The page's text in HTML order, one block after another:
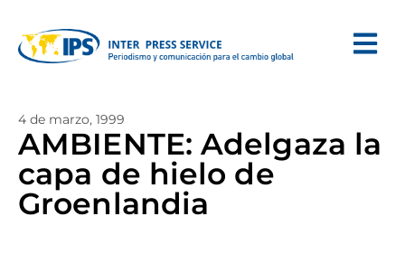
4 de marzo, 1999
AMBIENTE: Adelgaza la
capa de hielo de
Groenlandia